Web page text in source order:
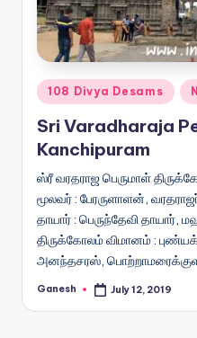
Posted
in
108 Divya Desams
Sri Varadharaja
Kanchipuram
ஸ்ரீ வரதராஜ பெருமாள்
மூலவர் : பேரருளாளன்,
தாயார் : பெருந்தேவி தாயார்,
திருக்கோலம் விமானம் :
அனந்தசரஸ்,
Posted
Ganesh July 12, 2019